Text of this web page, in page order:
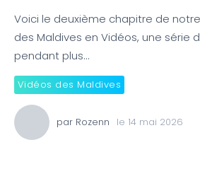
Vidéos des Maldives
Voici le deuxième chapitre de
des Maldives en Vidéos, une série
pendant plus…
par Rozenn le 14 mai 2026